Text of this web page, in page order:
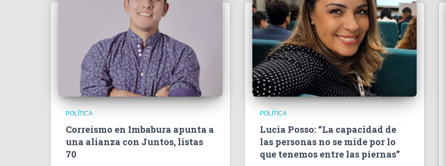
POLÍTICA
Correísmo en Imbabura apunta a
una alianza con Juntos, listas
70
POLÍTICA
Lucía Posso: “La capacidad de
las personas no se mide por lo
que tenemos entre las piernas”